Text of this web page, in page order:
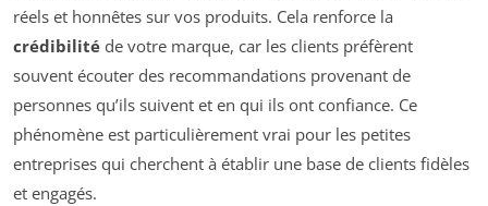
réels et honnêtes sur vos produits. Cela renforce la
crédibilité de votre marque, car les clients préfèrent
souvent écouter des recommandations provenant de
personnes qu’ils suivent et en qui ils ont confiance. Ce
phénomène est particulièrement vrai pour les petites
entreprises qui cherchent à établir une base de clients fidèles
et engagés.